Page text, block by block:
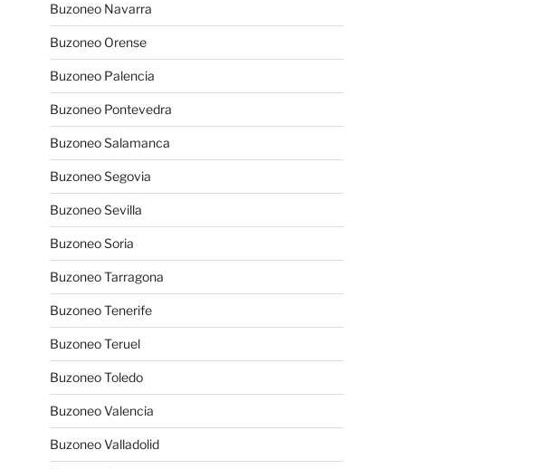
Buzoneo Navarra
Buzoneo Orense
Buzoneo Palencia
Buzoneo Pontevedra
Buzoneo Salamanca
Buzoneo Segovia
Buzoneo Sevilla
Buzoneo Soria
Buzoneo Tarragona
Buzoneo Tenerife
Buzoneo Teruel
Buzoneo Toledo
Buzoneo Valencia
Buzoneo Valladolid